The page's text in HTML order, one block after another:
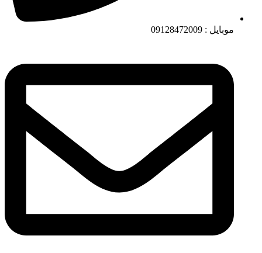
موبایل : 09128472009